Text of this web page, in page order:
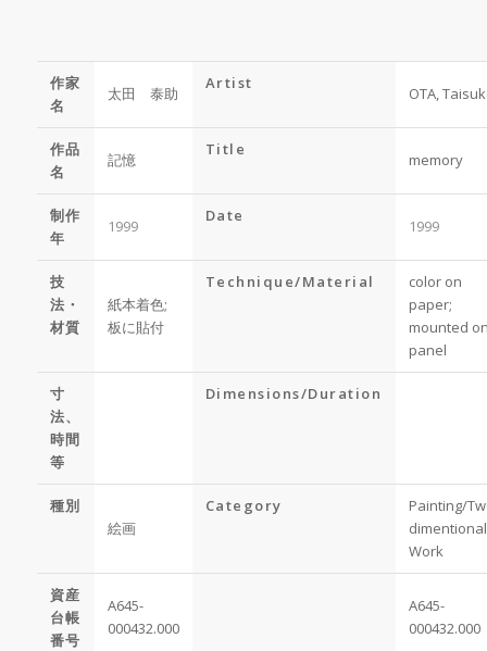
作家
名
太田 泰助
Artist
OTA,
作品
名
記憶
Title
memory
制作
年
1999
Date
1999
技
法・
材質
紙本着色;
板に貼付
Technique/Material
color on
paper;
mounted
panel
寸
法、
時間
等
Dimensions/Duration
種別
絵画
Category
Painting/
dimentional
Work
資産
台帳
番号
A645-
000432.000
A645-
000432.000